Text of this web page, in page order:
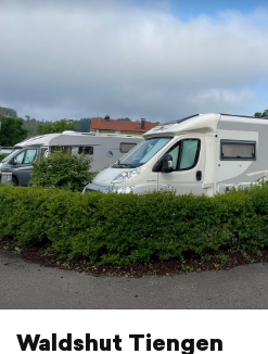
Waldshut Tiengen